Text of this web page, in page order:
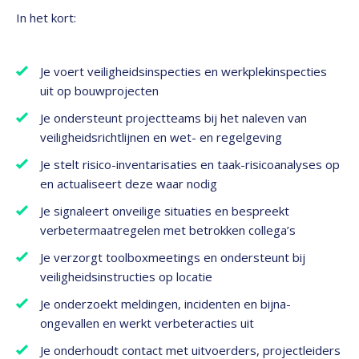
In het kort:
Je voert veiligheidsinspecties en werkplekinspecties
uit op bouwprojecten
Je ondersteunt projectteams bij het naleven van
veiligheidsrichtlijnen en wet- en regelgeving
Je stelt risico-inventarisaties en taak-risicoanalyses op
en actualiseert deze waar nodig
Je signaleert onveilige situaties en bespreekt
verbetermaatregelen met betrokken collega’s
Je verzorgt toolboxmeetings en ondersteunt bij
veiligheidsinstructies op locatie
Je onderzoekt meldingen, incidenten en bijna-
ongevallen en werkt verbeteracties uit
Je onderhoudt contact met uitvoerders, projectleiders